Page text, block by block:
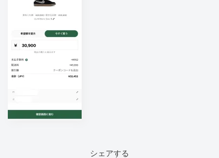
シェアする